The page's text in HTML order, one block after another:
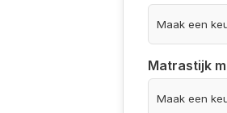
Matrastijk